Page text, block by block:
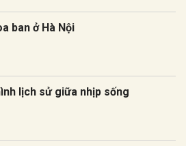
ban ở Hà Nội
lịch sử giữa nhịp sống